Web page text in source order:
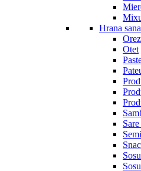
Hrana
Orez
Otet